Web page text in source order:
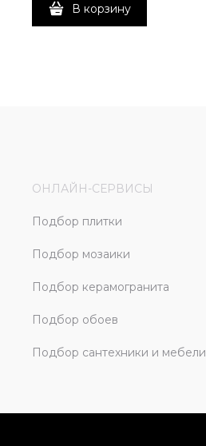
В корзину
ОНЛАЙН-СЕРВИСЫ
Подбор плитки
Подбор мозаики
Подбор керамогранита
Подбор обоев
Подбор сантехники и мебели